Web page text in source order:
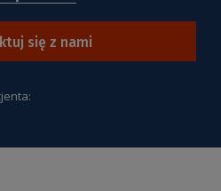
/korzystanie-
z-
tresci-
się z nami